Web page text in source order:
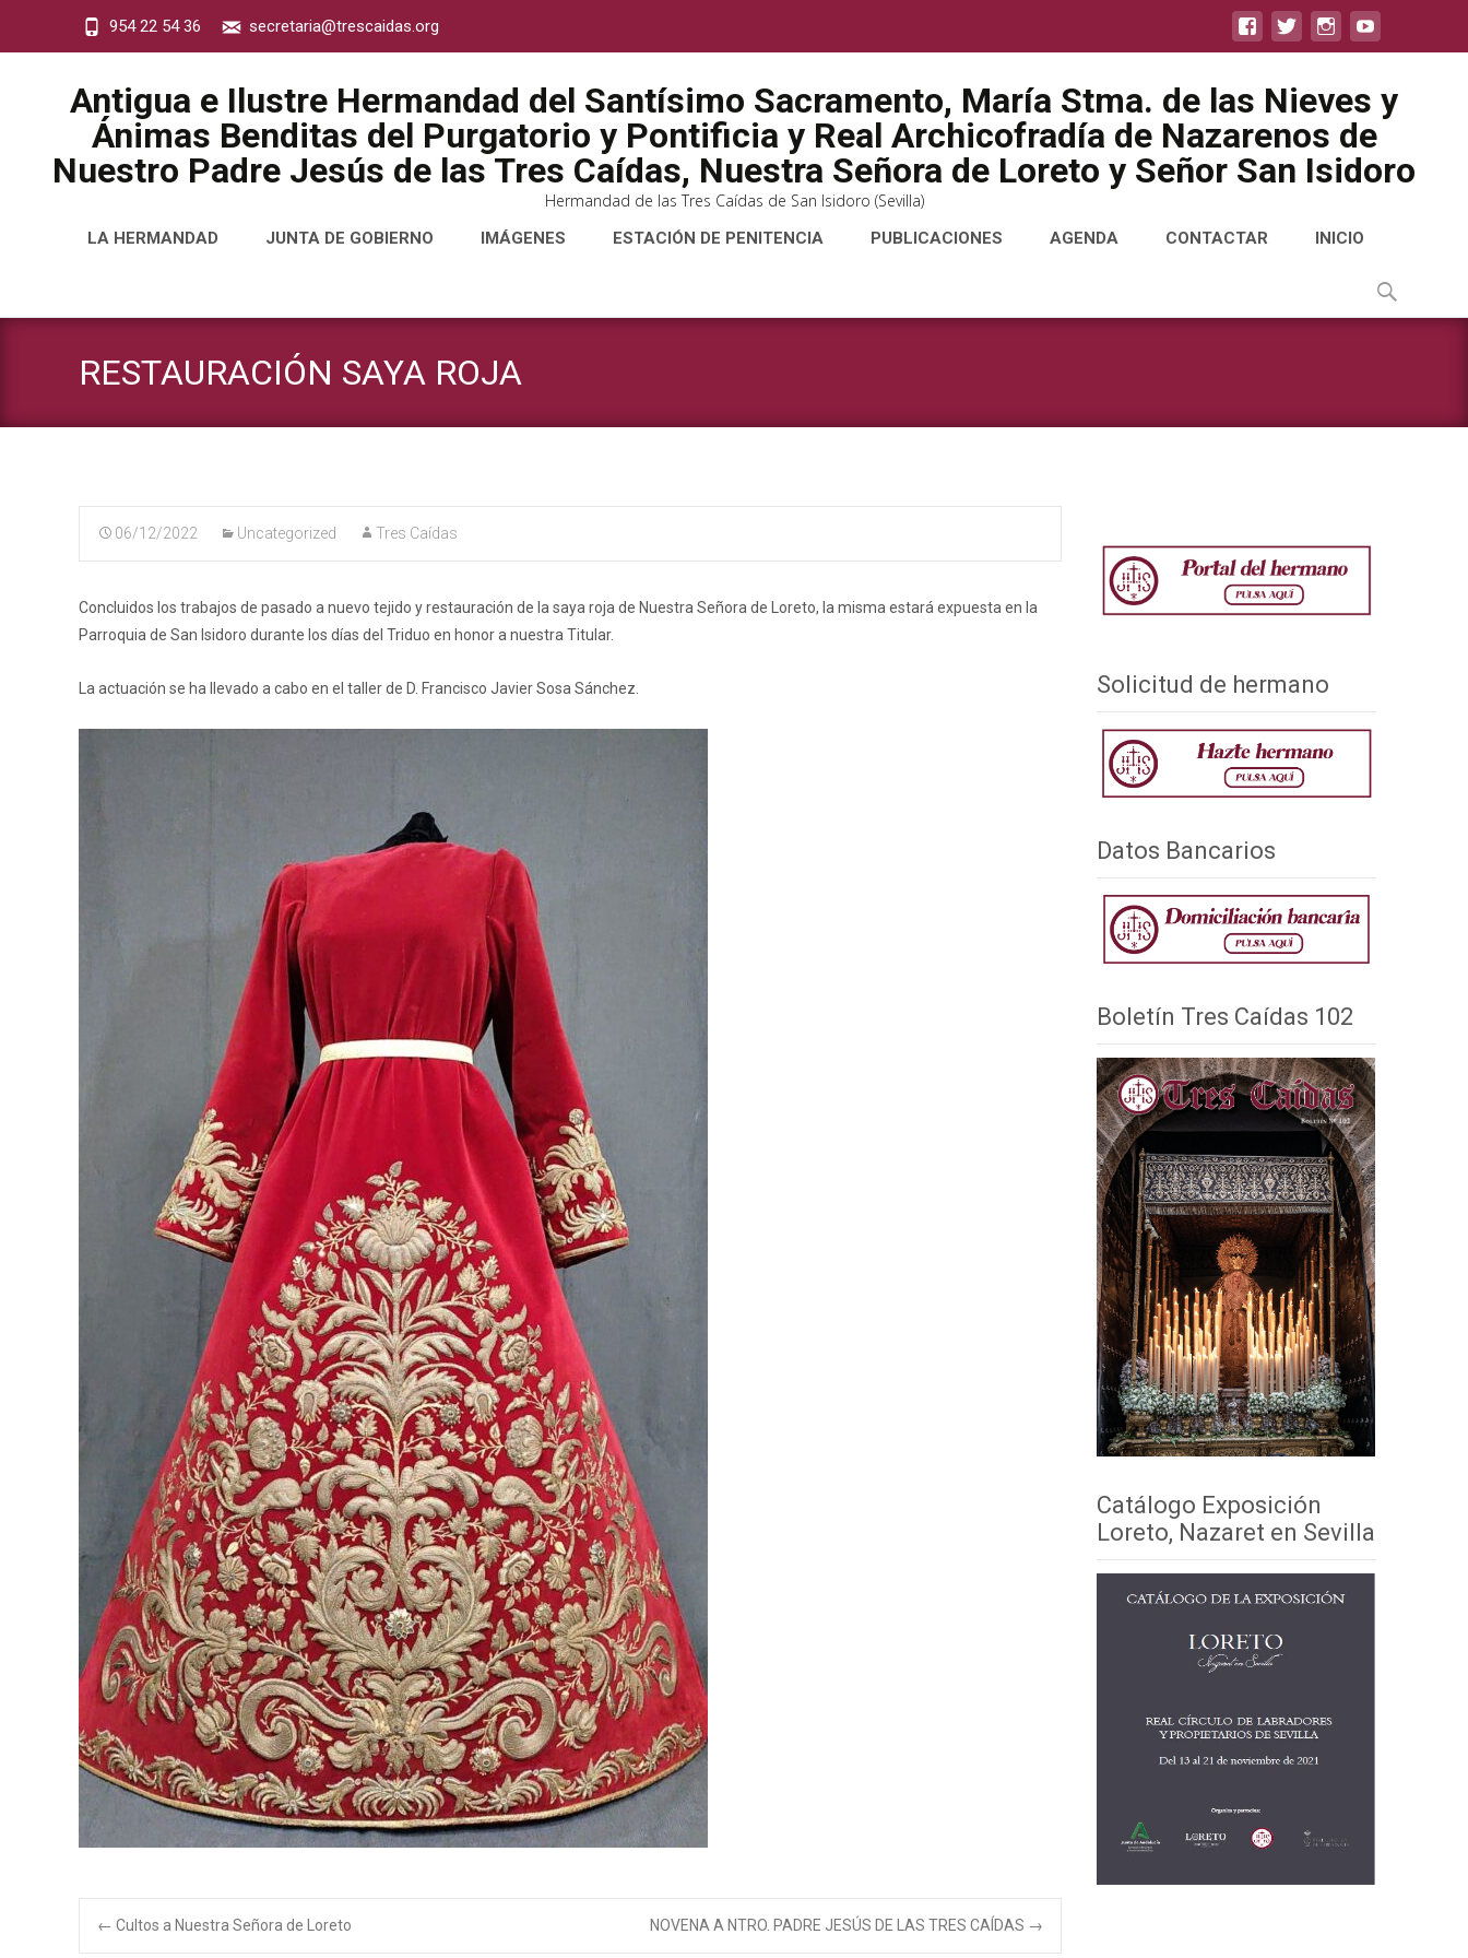
954 22 54 36 secretaria@trescaidas.org
Antigua e Ilustre Hermandad del Santísimo Sacramento, María Stma. de las Nieves y
Ánimas Benditas del Purgatorio y Pontificia y Real Archicofradía de Nazarenos de
Nuestro Padre Jesús de las Tres Caídas, Nuestra Señora de Loreto y Señor San Isidoro
Hermandad de las Tres Caídas de San Isidoro (Sevilla)
LA HERMANDAD JUNTA DE GOBIERNO IMÁGENES ESTACIÓN DE PENITENCIA PUBLICACIONES AGENDA CONTACTAR INICIO
Buscar
RESTAURACIÓN SAYA ROJA
06/12/2022 Uncategorized Tres Caídas
Concluidos los trabajos de pasado a nuevo tejido y restauración de la saya roja de Nuestra Señora de Loreto, la misma estará expuesta en la
Parroquia de San Isidoro durante los días del Triduo en honor a nuestra Titular.
La actuación se ha llevado a cabo en el taller de D. Francisco Javier Sosa Sánchez.
Navegación
← Cultos a Nuestra Señora de Loreto NOVENA A NTRO. PADRE JESÚS DE LAS TRES CAÍDAS →
Solicitud de hermano
Datos Bancarios
Boletín Tres Caídas 102
Catálogo Exposición
Loreto, Nazaret en Sevilla